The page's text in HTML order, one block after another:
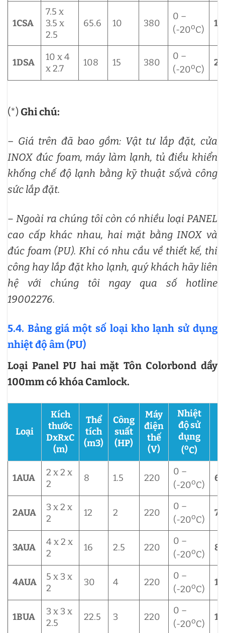
1CSA
7.5 x
3.5 x
2.5
65.6 10 380
0 –
(-20oC)
1DSA
10 x 4
x 2.7
108 15 380
0 –
(-20oC)
(*) Ghi chú:
– Giá trên đã bao gồm: Vật tư lắp đặt, cửa
INOX đúc foam, máy làm lạnh, tủ điều khiển
khống chế độ lạnh bằng kỹ thuật số,và công
sức lắp đặt.
– Ngoài ra chúng tôi còn có nhiều loại PANEL
cao cấp khác nhau, hai mặt bằng INOX và
đúc foam (PU). Khi có nhu cầu về thiết kế, thi
công hay lắp đặt kho lạnh, quý khách hãy liên
hệ với chúng tôi ngay qua số hotline
19002276.
5.4. Bảng giá một số loại kho lạnh sử dụng
nhiệt độ âm (PU)
Loại Panel PU hai mặt Tôn Colorbond dầy
100mm có khóa Camlock.
Loại
Kích
thước
DxRxC
(m)
Thể
tích
(m3)
Công
suất
(HP)
Máy
điện
thế
(V)
Nhiệt
độ sử
dụng
(oC)
1AUA
2 x 2 x
2
8 1.5 220
0 –
(-20oC)
2AUA
3 x 2 x
2
12 2 220
0 –
(-20oC)
3AUA
4 x 2 x
2
16 2.5 220
0 –
(-20oC)
4AUA
5 x 3 x
2
30 4 220
0 –
(-20oC)
1BUA
3 x 3 x
2.5
22.5 3 220
0 –
(-20oC)